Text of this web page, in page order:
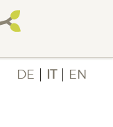
DE IT EN